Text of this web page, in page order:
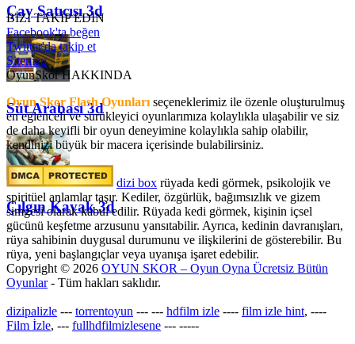
Çay Satıcısı 3d
Süt Arabası 3d
Çılgın Kayak 3d
BİZİ TAKİP EDİN
Facebook'ta beğen
Twitter'da takip et
Sitemap
OyunSkor HAKKINDA
Oyun Skor Flash Oyunları seçeneklerimiz ile özenle oluşturulmuş
en eğlenceli ve sürükleyici oyunlarımıza kolaylıkla ulaşabilir ve siz
de daha keyifli bir oyun deneyimine kolaylıkla sahip olabilir,
kendinizi büyük bir macera içerisinde bulabilirsiniz.
dizi box rüyada kedi görmek​, psikolojik ve
spiritüel anlamlar taşır. Kediler, özgürlük, bağımsızlık ve gizem
simgesi olarak kabul edilir. Rüyada kedi görmek, kişinin içsel
gücünü keşfetme arzusunu yansıtabilir. Ayrıca, kedinin davranışları,
rüya sahibinin duygusal durumunu ve ilişkilerini de gösterebilir. Bu
rüya, yeni başlangıçlar veya uyanışa işaret edebilir.
Copyright © 2026 OYUN SKOR – Oyun Oyna Ücretsiz Bütün
Oyunlar- Tüm hakları saklıdır.
dizipalizle --- torrentoyun --- --- hdfilm izle ---- film izle hint, ----
Film İzle, --- fullhdfilmizlesene --- -----